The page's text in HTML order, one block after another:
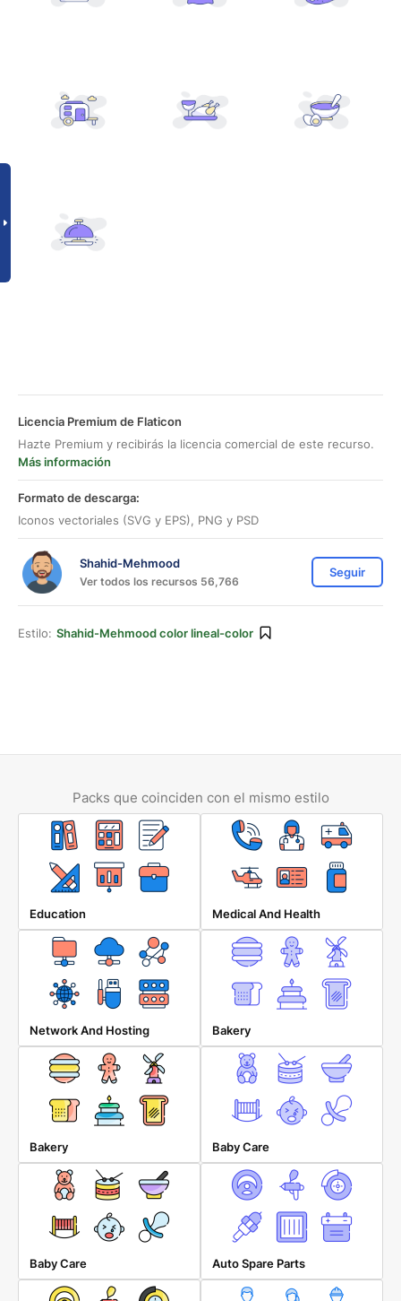
Licencia Premium de Flaticon
Hazte Premium y recibirás la licencia comercial de este recurso.
Más información
Formato de descarga:
Iconos vectoriales (SVG y EPS), PNG y PSD
Shahid-Mehmood
Ver todos los recursos 56,766
Seguir
Estilo: Shahid-Mehmood color lineal-color
Packs que coinciden con el mismo estilo
Education Medical And Health
Network And Hosting Bakery
Bakery Baby Care
Baby Care Auto Spare Parts